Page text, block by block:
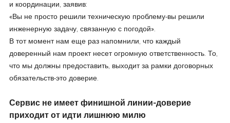
и координации, заявив:
«Вы не просто решили техническую проблему-вы решили
инженерную задачу, связанную с погодой».
В тот момент нам еще раз напомнили, что каждый
доверенный нам проект несет огромную ответственность. То,
что мы должны предоставить, выходит за рамки договорных
обязательств-это доверие.
Сервис не имеет финишной линии-доверие
приходит от идти лишнюю милю